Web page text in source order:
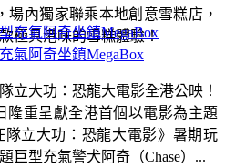
場內獨家聯乘本地創意雪糕店，
極具港味的雪糕體驗！
氣阿奇坐鎮MegaBox
立大功：恐龍大電影全港公映！
隆重呈獻全港首個以電影為主題
隊立大功：恐龍大電影》暑期玩
巨型充氣警犬阿奇（Chase）...